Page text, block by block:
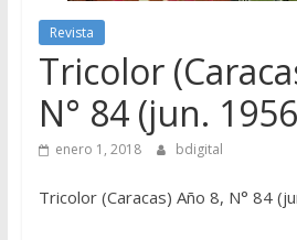
Revista
Tricolor
N° 84 (jun.
enero 1, 2018 bdigital
Tricolor (Caracas) Año 8, N° 84